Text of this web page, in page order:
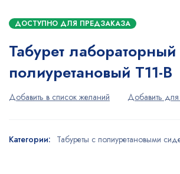
ДОСТУПНО ДЛЯ ПРЕДЗАКАЗА
Табурет лабораторный
полиуретановый Т11-В
Категории: Табуреты с полиуретановыми